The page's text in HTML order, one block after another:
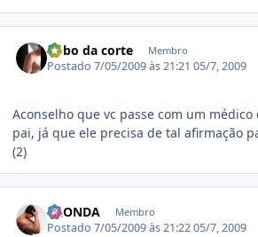
Bobo da corte Membro
Postado7/05/2009 às 21:2105/7, 2009
Aconselho que vc passe com um
pai, já que ele precisa de tal afirmação
(2)
LAONDA Membro
Postado7/05/2009 às 21:2205/7, 2009